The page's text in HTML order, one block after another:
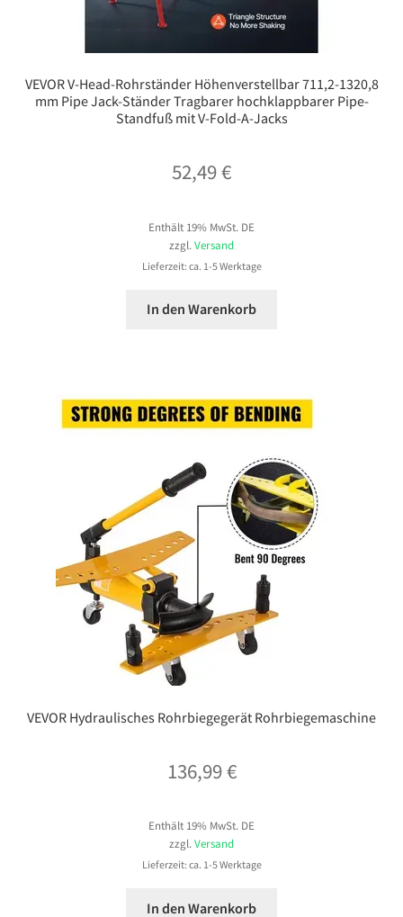
VEVOR V-Head-Rohrständer Höhenverstellbar 711,2-1320,8
mm Pipe Jack-Ständer Tragbarer hochklappbarer Pipe-
Standfuß mit V-Fold-A-Jacks
52,49€
Enthält 19% MwSt. DE
zzgl. Versand
Lieferzeit: ca. 1-5 Werktage
In den Warenkorb
VEVOR Hydraulisches Rohrbiegegerät Rohrbiegemaschine
136,99€
Enthält 19% MwSt. DE
zzgl. Versand
Lieferzeit: ca. 1-5 Werktage
In den Warenkorb